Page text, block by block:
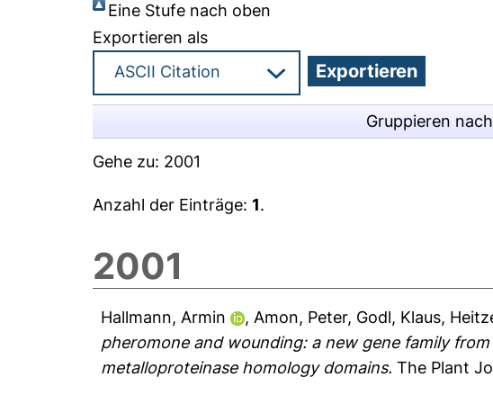
Eine Stufe nach oben
Exportieren als
Gruppieren
Gehe zu: 2001
Anzahl der Einträge:1.
2001
Hallmann, Armin , Amon, Peter, Godl, Klaus,
pheromone and wounding: a new gene family
metalloproteinase homology domains. The Plant